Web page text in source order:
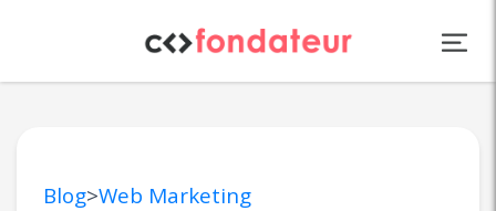
Blog>Web Marketing